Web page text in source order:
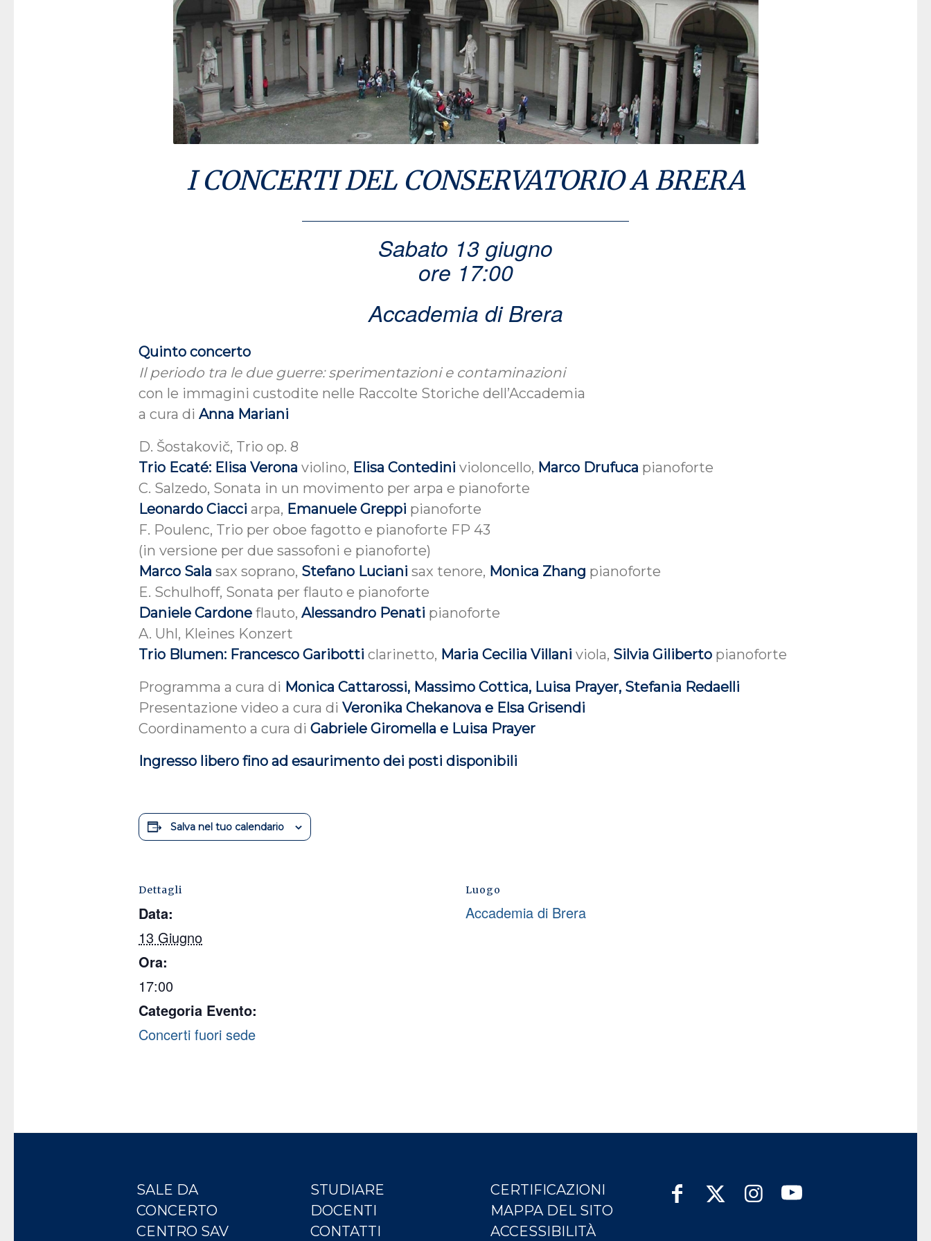
I CONCERTI DEL CONSERVATORIO A BRERA
Sabato 13 giugno
ore 17:00
Accademia di Brera
Quinto concerto
Il periodo tra le due guerre: sperimentazioni e contaminazioni
con le immagini custodite nelle Raccolte Storiche dell’Accademia
a cura diAnna Mariani
D. Šostakovič, Trio op. 8
Trio Ecaté: Elisa Verona violino, Elisa Contedini violoncello, Marco Drufuca pianoforte
C. Salzedo, Sonata in un movimento per arpa e pianoforte
Leonardo Ciacci arpa, Emanuele Greppi pianoforte
F. Poulenc, Trio per oboe fagotto e pianoforte FP 43
(in versione per due sassofoni e pianoforte)
Marco Sala sax soprano, Stefano Luciani sax tenore, Monica Zhang pianoforte
E. Schulhoff, Sonata per flauto e pianoforte
Daniele Cardone flauto,Alessandro Penati pianoforte
A. Uhl, Kleines Konzert
Trio Blumen: Francesco Garibotti clarinetto, Maria Cecilia Villani viola, Silvia Giliberto pianoforte
Programma a cura di Monica Cattarossi, Massimo Cottica, Luisa Prayer, Stefania Redaelli
Presentazione video a cura diVeronika Chekanova e Elsa Grisendi
Coordinamento a cura diGabriele Giromella e Luisa Prayer
Ingresso libero fino ad esaurimento dei posti disponibili
Salva nel tuo calendario
Dettagli
Data:
13 Giugno
Ora:
17:00
Categoria Evento:
Concerti fuori sede
Luogo
Accademia di Brera
SALE DA
CONCERTO
CENTRO SAV
STUDIARE
DOCENTI
CONTATTI
CERTIFICAZIONI
MAPPA DEL SITO
ACCESSIBILITÀ